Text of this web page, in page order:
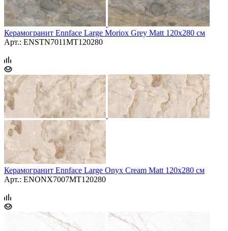
Керамогранит Ennface Large Moriox Grey Matt 120х280 см
Арт.: ENSTN7011MT120280
Керамогранит Ennface Large Onyx Cream Matt 120х280 см
Арт.: ENONX7007MT120280